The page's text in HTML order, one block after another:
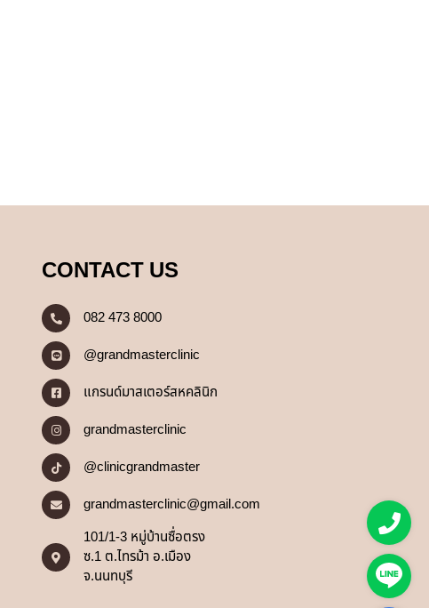
CONTACT US
082 473 8000
@grandmasterclinic
แกรนด์มาสเตอร์สหคลินิก
grandmasterclinic
@clinicgrandmaster
grandmasterclinic@gmail.com
101/1-3 หมู่บ้านซื่อตรง
ซ.1 ต.ไทรม้า อ.เมือง
จ.นนทบุรี